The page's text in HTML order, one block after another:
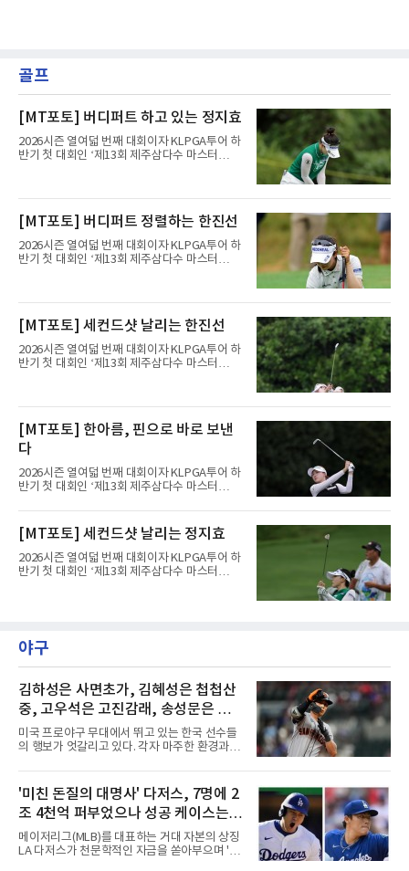
골프
[MT포토] 버디퍼트 하고 있는 정지효
2026시즌 열여덟 번째 대회이자 KLPGA투어 하
반기 첫 대회인 ‘제13회 제주삼다수 마스터
트(파72/6,767야드)에서 열리고 있다.8일 현재
3라운드 경기가 펼쳐지고 있다.정지효가 1번 홀
에서 경기하고 있다.
[MT포토] 버디퍼트 정렬하는 한진선
2026시즌 열여덟 번째 대회이자 KLPGA투어 하
반기 첫 대회인 ‘제13회 제주삼다수 마스터
트(파72/6,767야드)에서 열리고 있다.8일 현재
3라운드 경기가 펼쳐지고 있다.한진선이 1번 홀
에서 경기하고 있다.
[MT포토] 세컨드샷 날리는 한진선
2026시즌 열여덟 번째 대회이자 KLPGA투어 하
반기 첫 대회인 ‘제13회 제주삼다수 마스터
트(파72/6,767야드)에서 열리고 있다.8일 현재
3라운드 경기가 펼쳐지고 있다.한진선이 1번 홀
에서 경기하고 있다.
[MT포토] 한아름, 핀으로 바로 보낸
다
2026시즌 열여덟 번째 대회이자 KLPGA투어 하
반기 첫 대회인 ‘제13회 제주삼다수 마스터
제주도 서귀포시에 위치한 테디밸리 골프앤리조
트(파72/6,767야드)에서 열리고 있다.8일 현재
3라운드 경기가 펼쳐지고 있다.한아름이 1번 홀
에서 경기하고 있다.
[MT포토] 세컨드샷 날리는 정지효
2026시즌 열여덟 번째 대회이자 KLPGA투어 하
반기 첫 대회인 ‘제13회 제주삼다수 마스터
에서 경기하고 있다.
야구
김하성은 사면초가, 김혜성은 첩첩산
중, 고우석은 고진감래, 송성문은 무
난지경... 이정후는?
미국 프로야구 무대에서 뛰고 있는 한국 선수들
의 행보가 엇갈리고 있다. 각자 마주한 환경과 현
한 이들의 사투는 저마다의 방식으로 치열하게
전개되는 중이다. 태평양 건너에서 써 내려가고
있는 다섯 선수의 성적표와 현재 처지를 사자성
어로 진단해 본다.김하성은 사면초가에 직면했
다. 잇따른 부상과 이로 인한 긴 공백기는 선수
개인에게 치명적인 타격이었다. 여기에 FA 계약
을 앞둔 시점에서 터져 나온 부진까지 겹치며,
'미친 돈질의 대명사' 다저스, 7명에 2
조 4천억 퍼부었으나 성공 케이스는
오타니와 야마모토뿐
메이저리그(MLB)를 대표하는 거대 자본의 상징
LA 다저스가 천문학적인 자금을 쏟아부으며 '스